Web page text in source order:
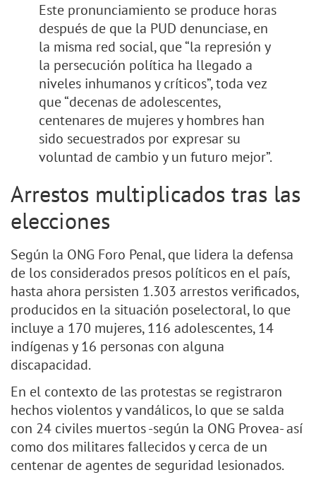
Este pronunciamiento se produce horas
después de que la PUD denunciase, en
la misma red social, que “la represión y
la persecución política ha llegado a
niveles inhumanos y críticos”, toda vez
que “decenas de adolescentes,
centenares de mujeres y hombres han
sido secuestrados por expresar su
voluntad de cambio y un futuro mejor”.
Arrestos multiplicados tras las
elecciones
Según la ONG Foro Penal, que lidera la defensa
de los considerados presos políticos en el país,
hasta ahora persisten 1.303 arrestos verificados,
producidos en la situación poselectoral, lo que
incluye a 170 mujeres, 116 adolescentes, 14
indígenas y 16 personas con alguna
discapacidad.
En el contexto de las protestas se registraron
hechos violentos y vandálicos, lo que se salda
con 24 civiles muertos -según la ONG Provea- así
como dos militares fallecidos y cerca de un
centenar de agentes de seguridad lesionados.